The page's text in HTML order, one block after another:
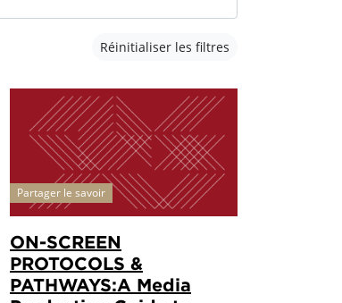
Réinitialiser les filtres
Partager le savoir
ON-SCREEN
PROTOCOLS &
PATHWAYS:A Media